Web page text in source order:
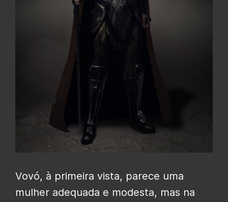
Vovó, à primeira vista, parece uma
mulher adequada e modesta, mas na